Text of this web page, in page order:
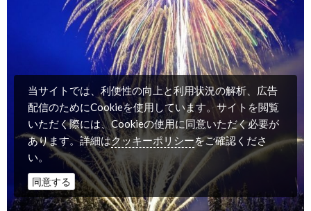
当サイトでは、利便性の向上と利用状況の解析、広告
配信のためにCookieを使用しています。サイトを閲覧
いただく際には、Cookieの使用に同意いただく必要が
あります。詳細はクッキーポリシーをご確認くださ
い。
同意する